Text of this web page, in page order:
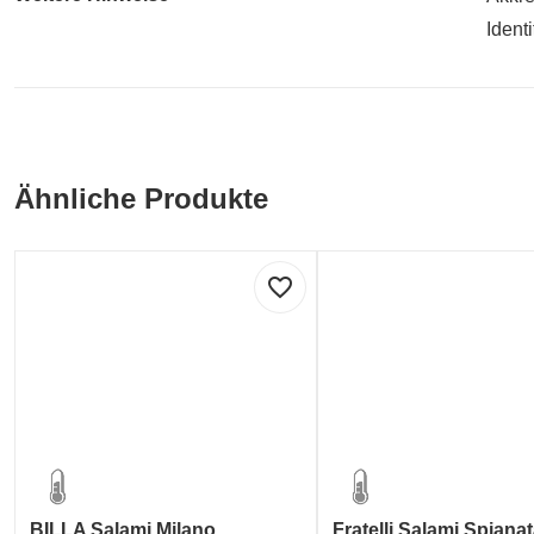
Ähnliche Produkte
favorite_border
BILLA Salami Milano
Fratelli Salami